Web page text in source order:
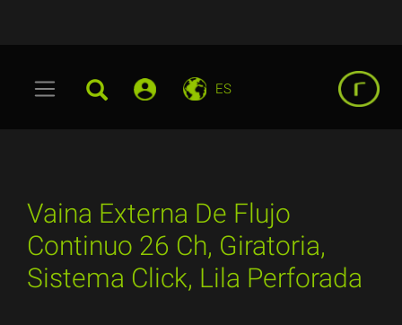
ES
Vaina Externa De Flujo
Continuo 26 Ch, Giratoria,
Sistema Click, Lila Perforada